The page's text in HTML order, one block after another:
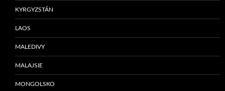
KYRGYZSTÁN
LAOS
MALEDIVY
MALAJSIE
MONGOLSKO